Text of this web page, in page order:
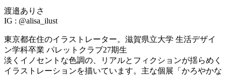
渡邉ありさ
IG : @alisa_ilust
東京都在住のイラストレーター。滋賀県立大学 生活デザイ
ン学科卒業 パレットクラブ27期生
淡くイノセントな色調の、リアルとフィクションが揺らめく
イラストレーションを描いています。主な個展「かろやかな